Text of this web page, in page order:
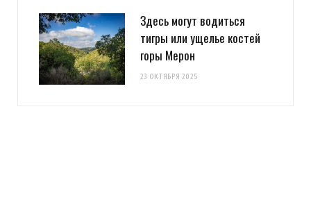
Здесь могут водиться
тигры или ущелье костей
горы Мерон
23 ОКТЯБРЯ 2025